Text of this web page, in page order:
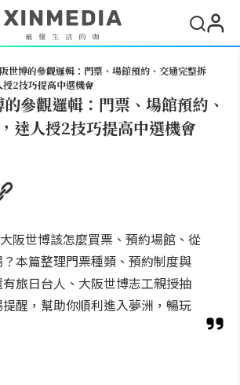
世博的參觀邏輯：門票、場館預約、交通完整拆
授2技巧提高中選機會
參觀邏輯：門票、場館預約、
達人授2技巧提高中選機會
阪世博該怎麼買票、預約場館、從
本篇整理門票種類、預約制度與
旅日台人、大阪世博志工親授抽
醒，幫助你順利進入夢洲，暢玩